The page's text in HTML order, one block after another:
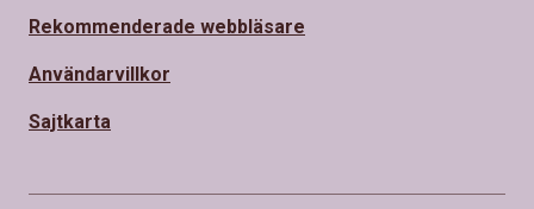
Rekommenderade webbläsare
Användarvillkor
Sajtkarta